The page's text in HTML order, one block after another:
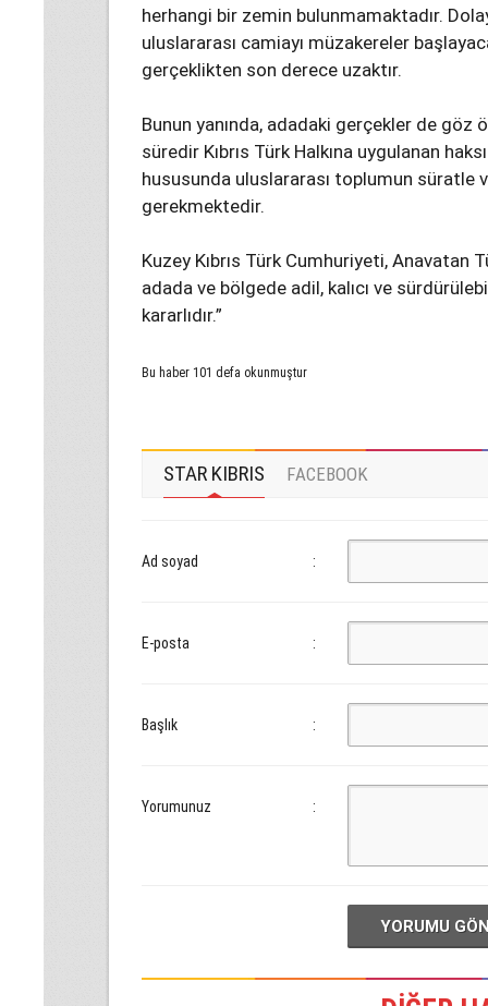
herhangi bir zemin bulunmamaktadır.
uluslararası camiayı müzakereler
gerçeklikten son derece uzaktır.
Bunun yanında, adadaki gerçekler de göz
süredir Kıbrıs Türk Halkına uygulanan
hususunda uluslararası toplumun süratle
gerekmektedir.
Kuzey Kıbrıs Türk Cumhuriyeti,
adada ve bölgede adil, kalıcı ve
kararlıdır.”
Bu haber 101 defa okunmuştur
STAR KIBRIS FACEBOOK
Ad soyad :
E-posta :
Başlık :
Yorumunuz :
YORUMU